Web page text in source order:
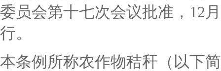
委员会第十七次会议批准，12
行。
本条例所称农作物秸秆（以下